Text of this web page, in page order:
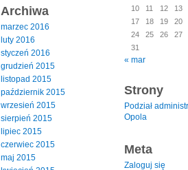
Archiwa
marzec 2016
luty 2016
styczeń 2016
grudzień 2015
listopad 2015
październik 2015
wrzesień 2015
sierpień 2015
lipiec 2015
czerwiec 2015
maj 2015
10
11 12 13
17
18 19 20
24
25 26 27
31
« mar
Strony
Podział
Opola
Meta
Zaloguj się